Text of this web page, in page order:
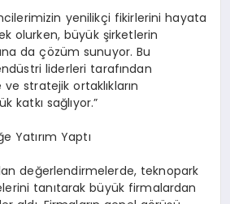
yenilikçi fikirlerini hayata
olurken, büyük şirketlerin
da çözüm sunuyor. Bu
liderleri tarafından
stratejik ortaklıkların
katkı sağlıyor.”
Yatırım Yaptı
değerlendirmelerde, teknopark
tanıtarak büyük firmalardan